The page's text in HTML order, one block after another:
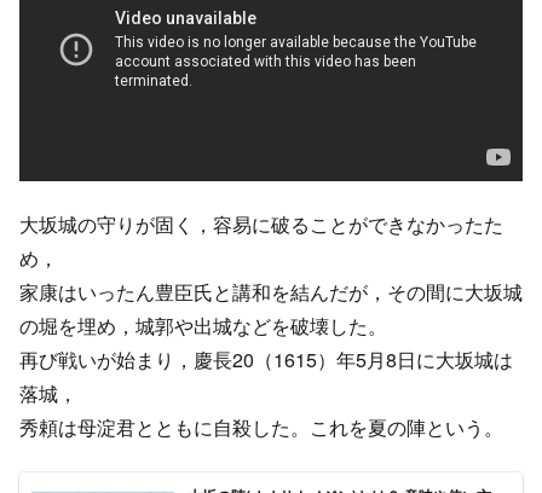
大坂城の守りが固く，容易に破ることができなかったた
め，
家康はいったん豊臣氏と講和を結んだが，その間に大坂城
の堀を埋め，城郭や出城などを破壊した。
再び戦いが始まり，慶長20（1615）年5月8日に大坂城は
落城，
秀頼は母淀君とともに自殺した。これを夏の陣という。